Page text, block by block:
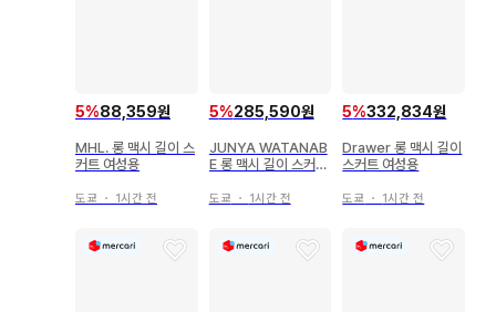
5%88,359원
MHL. 롱 맥시 길이 스
커트 여성용
도쿄 ・ 1시간 전
5%285,590원
JUNYA WATANAB
E 롱 맥시 길이 스커트
도쿄 ・ 1시간 전
5%332,834원
Drawer 롱 맥시 길이
스커트 여성용
도쿄 ・ 1시간 전